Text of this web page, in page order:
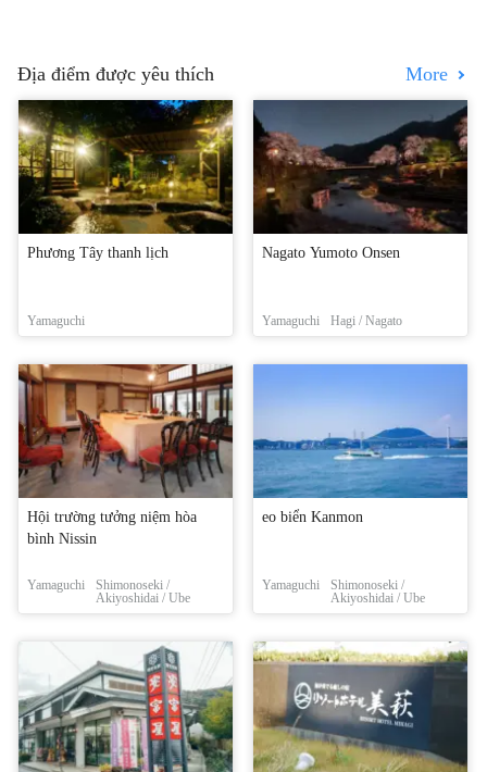
Địa điểm được yêu thích More
Phương Tây thanh lịch
Yamaguchi
Nagato Yumoto Onsen
Yamaguchi Hagi / Nagato
Hội trường tưởng niệm hòa
bình Nissin
Yamaguchi
Shimonoseki /
Akiyoshidai / Ube
eo biển Kanmon
Yamaguchi
Shimonoseki /
Akiyoshidai / Ube